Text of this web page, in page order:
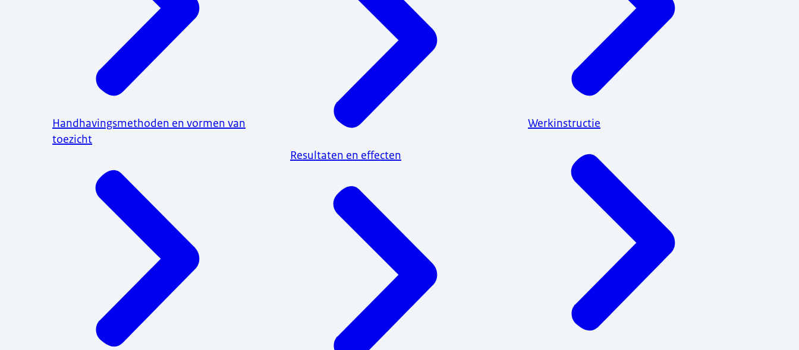
Handhavingsmethoden en vormen van
toezicht
Resultaten en effecten
Werkinstructie